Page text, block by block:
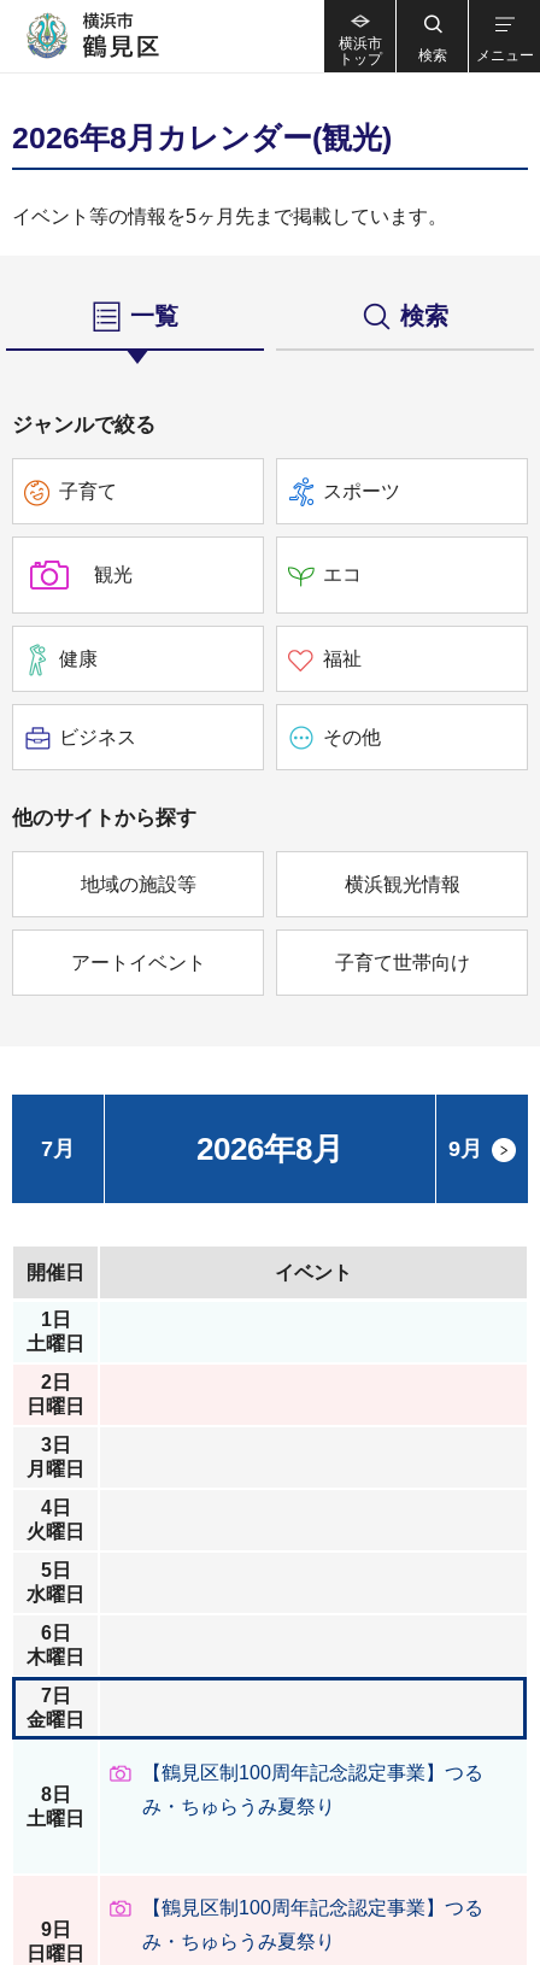
横浜市
トップ
検索 メニュー
2026年8月カレンダー(観光)
イベント等の情報を5ヶ月先まで掲載しています。
一覧 検索
ジャンルで絞る
子育て スポーツ
観光 エコ
健康 福祉
ビジネス その他
他のサイトから探す
地域の施設等 横浜観光情報
アートイベント 子育て世帯向け
2026年8月
7月 9月
開催日 イベント
1日
土曜日
2日
日曜日
3日
月曜日
4日
火曜日
5日
水曜日
6日
木曜日
7日
金曜日
8日
土曜日
【鶴見区制100周年記念認定事業】つる
み・ちゅらうみ夏祭り
9日
日曜日
【鶴見区制100周年記念認定事業】つる
み・ちゅらうみ夏祭り